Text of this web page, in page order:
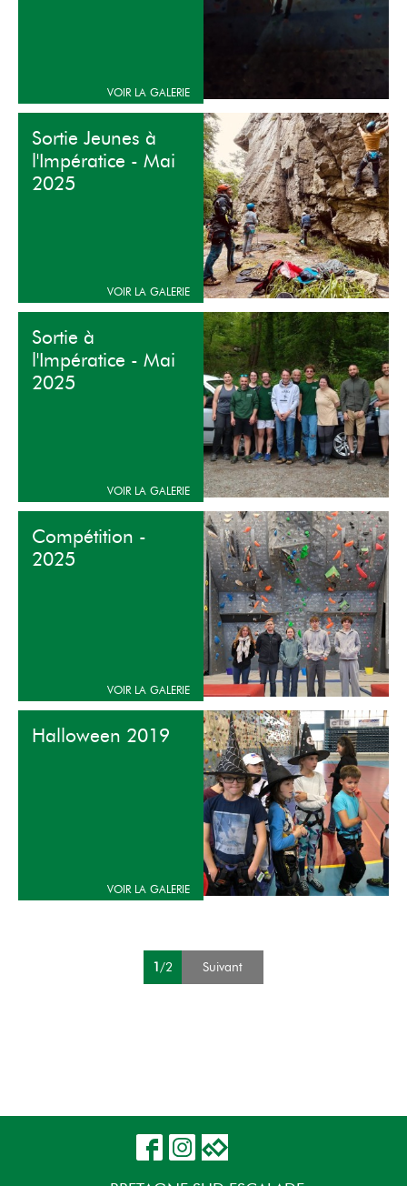
Sortie Jeunes à
l'Impératice - Mai
2025
Sortie à
l'Impératice - Mai
2025
Compétition -
2025
Halloween 2019
1/2 Suivant